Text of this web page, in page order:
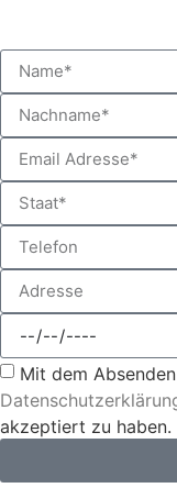
Mit dem
akzeptiert zu haben.